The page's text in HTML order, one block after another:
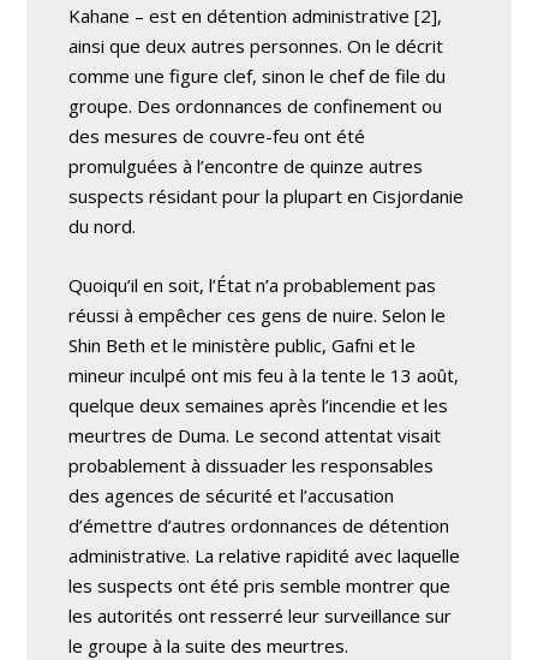
Kahane – est en détention administrative [2],
ainsi que deux autres personnes. On le décrit
comme une figure clef, sinon le chef de file du
groupe. Des ordonnances de confinement ou
des mesures de couvre-feu ont été
promulguées à l’encontre de quinze autres
suspects résidant pour la plupart en Cisjordanie
du nord.
Quoiqu’il en soit, l’État n’a probablement pas
réussi à empêcher ces gens de nuire. Selon le
Shin Beth et le ministère public, Gafni et le
mineur inculpé ont mis feu à la tente le 13 août,
quelque deux semaines après l’incendie et les
meurtres de Duma. Le second attentat visait
probablement à dissuader les responsables
des agences de sécurité et l’accusation
d’émettre d’autres ordonnances de détention
administrative. La relative rapidité avec laquelle
les suspects ont été pris semble montrer que
les autorités ont resserré leur surveillance sur
le groupe à la suite des meurtres.